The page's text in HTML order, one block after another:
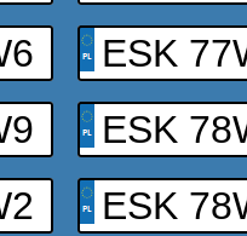
ESK
ESK
ESK